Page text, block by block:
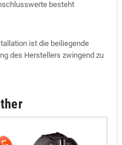
besteht
ist die beiliegende
des Herstellers zwingend zu